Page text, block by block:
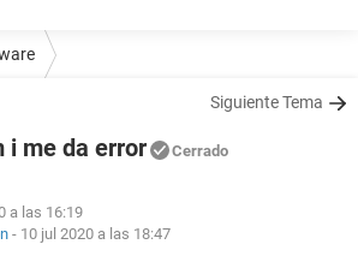
Siguiente Tema
i me da error Cerrado
a las 16:19
- 10 jul 2020 a las 18:47